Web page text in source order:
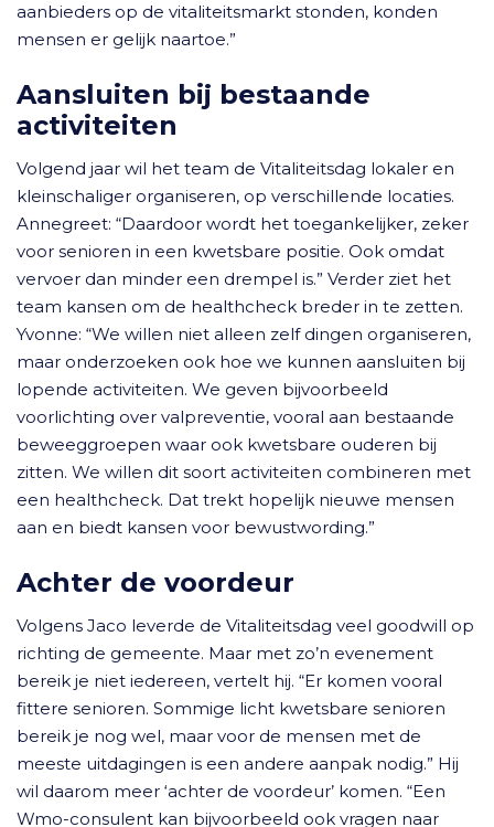
aanbieders op de vitaliteitsmarkt stonden, konden
mensen er gelijk naartoe.”
Aansluiten bij bestaande
activiteiten
Volgend jaar wil het team de Vitaliteitsdag lokaler en
kleinschaliger organiseren, op verschillende locaties.
Annegreet: “Daardoor wordt het toegankelijker, zeker
voor senioren in een kwetsbare positie. Ook omdat
vervoer dan minder een drempel is.” Verder ziet het
team kansen om de healthcheck breder in te zetten.
Yvonne: “We willen niet alleen zelf dingen organiseren,
maar onderzoeken ook hoe we kunnen aansluiten bij
lopende activiteiten. We geven bijvoorbeeld
voorlichting over valpreventie, vooral aan bestaande
beweeggroepen waar ook kwetsbare ouderen bij
zitten. We willen dit soort activiteiten combineren met
een healthcheck. Dat trekt hopelijk nieuwe mensen
aan en biedt kansen voor bewustwording.”
Achter de voordeur
Volgens Jaco leverde de Vitaliteitsdag veel goodwill op
richting de gemeente. Maar met zo’n evenement
bereik je niet iedereen, vertelt hij. “Er komen vooral
fittere senioren. Sommige licht kwetsbare senioren
bereik je nog wel, maar voor de mensen met de
meeste uitdagingen is een andere aanpak nodig.” Hij
wil daarom meer ‘achter de voordeur’ komen. “Een
Wmo-consulent kan bijvoorbeeld ook vragen naar